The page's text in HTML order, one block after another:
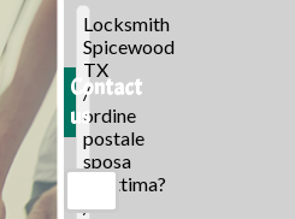
Locksmith
Spicewood
TX
/
ordine
postale
sposa
legittima?
/
Contact
us